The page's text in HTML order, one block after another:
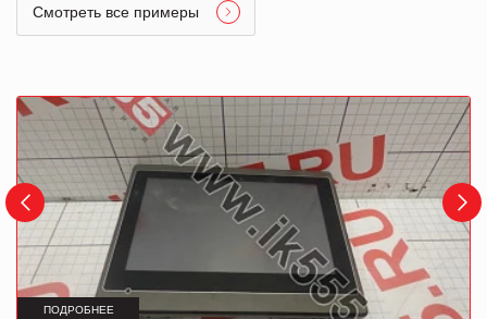
Смотреть все примеры
ПОДРОБНЕЕ